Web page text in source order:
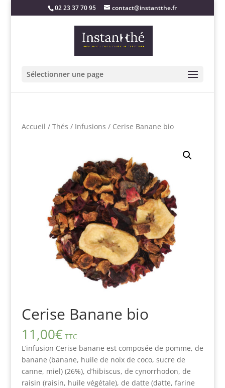
02 23 37 70 95 contact@instantthe.fr
Sélectionner une page
Accueil / Thés / Infusions / Cerise Banane bio
Cerise Banane bio
11,00€ TTC
L’infusion Cerise banane est composée de pomme, de
banane (banane, huile de noix de coco, sucre de
canne, miel) (26%), d’hibiscus, de cynorrhodon, de
raisin (raisin, huile végétale), de datte (datte, farine